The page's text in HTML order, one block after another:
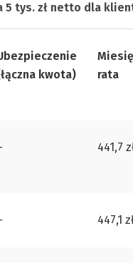
tys. zł netto dla
kwota)
rata
441,7
447,1